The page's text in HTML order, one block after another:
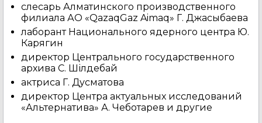
слесарь Алматинского производственного
филиала АО «QazaqGaz Aimaq» Г. Джасыбаева
лаборант Национального ядерного центра Ю.
Карягин
директор Центрального государственного
архива С. Шілдебай
актриса Г. Дусматова
директор Центра актуальных исследований
«Альтернатива» А. Чеботарев и другие